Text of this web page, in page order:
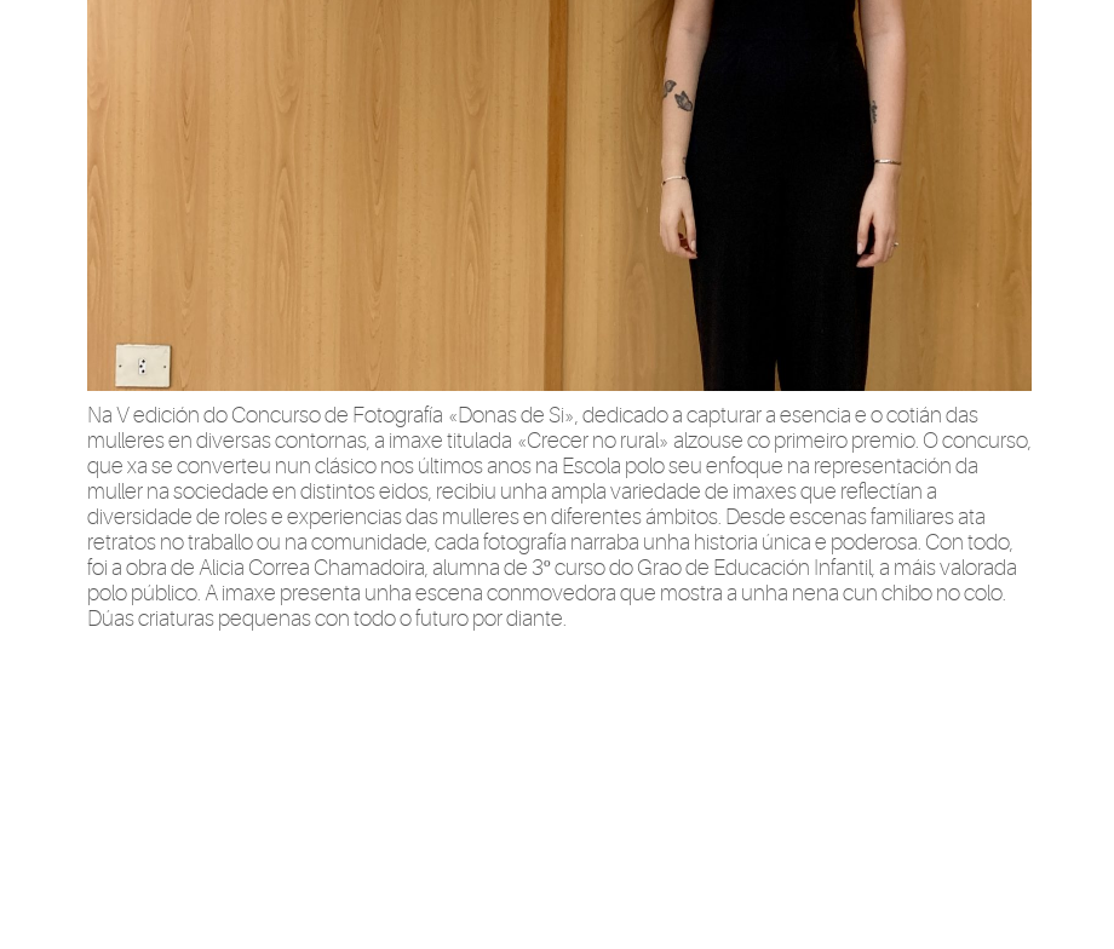
Na V edición do Concurso de Fotografía «Donas de Si», dedicado a capturar a esencia e o cotián das
mulleres en diversas contornas, a imaxe titulada «Crecer no rural» alzouse co primeiro premio. O concurso,
que xa se converteu nun clásico nos últimos anos na Escola polo seu enfoque na representación da
muller na sociedade en distintos eidos, recibiu unha ampla variedade de imaxes que reflectían a
diversidade de roles e experiencias das mulleres en diferentes ámbitos. Desde escenas familiares ata
retratos no traballo ou na comunidade, cada fotografía narraba unha historia única e poderosa. Con todo,
foi a obra de Alicia Correa Chamadoira, alumna de 3º curso do Grao de Educación Infantil, a máis valorada
polo público. A imaxe presenta unha escena conmovedora que mostra a unha nena cun chibo no colo.
Dúas criaturas pequenas con todo o futuro por diante.